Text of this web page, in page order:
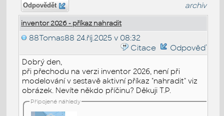
Odpovědět archiv
inventor 2026 - příkaz nahradit
88Tomas88 24.říj.2025 v 08:32
Citace
Odpověď
Dobrý den,
při přechodu na verzi inventor 2026, není při
modelování v sestavě aktivní příkaz "nahradit" viz
obrázek. Nevíte někdo příčinu? Děkuji T.P.
Připojené náhledy